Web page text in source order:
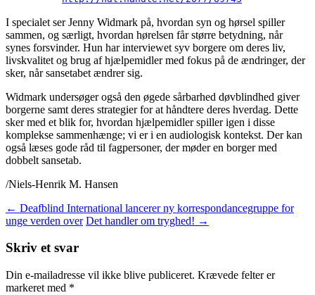
I specialet ser Jenny Widmark på, hvordan syn og hørsel spiller
sammen, og særligt, hvordan hørelsen får større betydning, når
synes forsvinder. Hun har interviewet syv borgere om deres liv,
livskvalitet og brug af hjælpemidler med fokus på de ændringer, der
sker, når sansetabet ændrer sig.
Widmark undersøger også den øgede sårbarhed døvblindhed giver
borgerne samt deres strategier for at håndtere deres hverdag. Dette
sker med et blik for, hvordan hjælpemidler spiller igen i disse
komplekse sammenhænge; vi er i en audiologisk kontekst. Der kan
også læses gode råd til fagpersoner, der møder en borger med
dobbelt sansetab.
/Niels-Henrik M. Hansen
Indlægsnavigation
← Deafblind International lancerer ny korrespondancegruppe for
unge verden over Det handler om tryghed! →
Skriv et svar
Din e-mailadresse vil ikke blive publiceret. Krævede felter er
markeret med *